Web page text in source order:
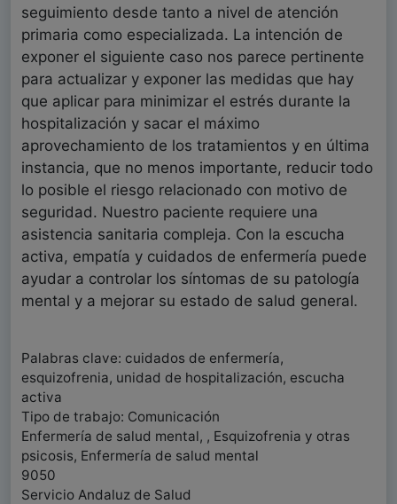
seguimiento desde tanto a nivel de atención
primaria como especializada. La intención de
exponer el siguiente caso nos parece pertinente
para actualizar y exponer las medidas que hay
que aplicar para minimizar el estrés durante la
hospitalización y sacar el máximo
aprovechamiento de los tratamientos y en última
instancia, que no menos importante, reducir todo
lo posible el riesgo relacionado con motivo de
seguridad. Nuestro paciente requiere una
asistencia sanitaria compleja. Con la escucha
activa, empatía y cuidados de enfermería puede
ayudar a controlar los síntomas de su patología
mental y a mejorar su estado de salud general.
Palabras clave: cuidados de enfermería,
esquizofrenia, unidad de hospitalización, escucha
activa
Tipo de trabajo: Comunicación
Enfermería de salud mental, , Esquizofrenia y otras
psicosis, Enfermería de salud mental
9050
Servicio Andaluz de Salud